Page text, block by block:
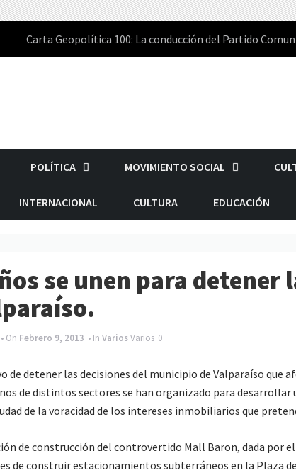
Carta Geopolítica 100: La conducción del Partido
POLÍTICA MOVIMIENTO SOCIAL
INTERNACIONAL CULTURA EDUCACIÓN
se unen para detener
• On Febrero 9, 2013 • In VariosVarios 0
de detener las decisiones del municipio de Valparaíso que
de distintos sectores se han organizado para desarrollar
de la voracidad de los intereses inmobiliarios que
de construcción del controvertido Mall Baron, dada por
de construir estacionamientos subterráneos en la Plaza